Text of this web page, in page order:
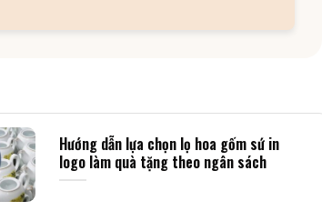
Hướng dẫn lựa chọn lọ hoa gốm sứ in
logo làm quà tặng theo ngân sách